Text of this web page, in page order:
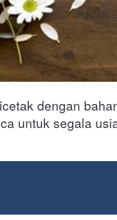
dengan
untuk segala